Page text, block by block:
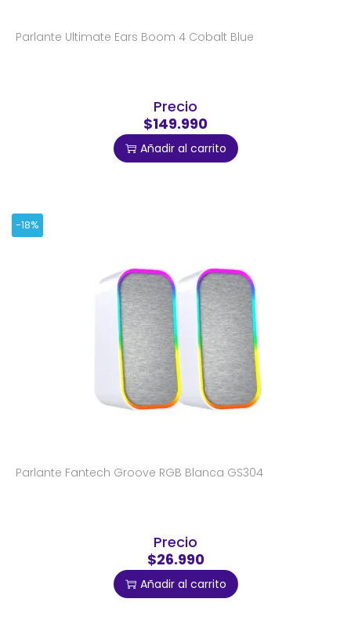
Parlante Ultimate Ears Boom 4 Cobalt Blue
Precio
$149.990
Añadir al carrito
-18%
Parlante Fantech Groove RGB Blanca GS304
Precio
$26.990
Añadir al carrito